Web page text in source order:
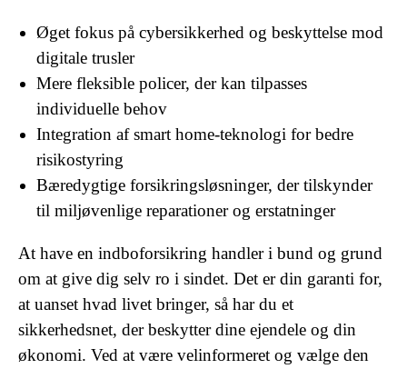
Øget fokus på cybersikkerhed og beskyttelse mod
digitale trusler
Mere fleksible policer, der kan tilpasses
individuelle behov
Integration af smart home-teknologi for bedre
risikostyring
Bæredygtige forsikringsløsninger, der tilskynder
til miljøvenlige reparationer og erstatninger
At have en indboforsikring handler i bund og grund
om at give dig selv ro i sindet. Det er din garanti for,
at uanset hvad livet bringer, så har du et
sikkerhedsnet, der beskytter dine ejendele og din
økonomi. Ved at være velinformeret og vælge den